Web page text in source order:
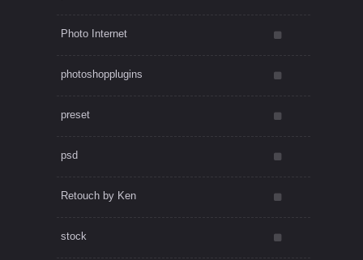
Photo Internet
photoshopplugins
preset
psd
Retouch by Ken
stock